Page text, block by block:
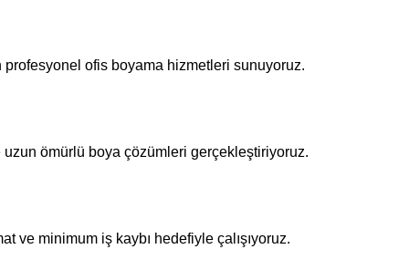
profesyonel ofis boyama hizmetleri sunuyoruz.
uzun ömürlü boya çözümleri gerçekleştiriyoruz.
ve minimum iş kaybı hedefiyle çalışıyoruz.